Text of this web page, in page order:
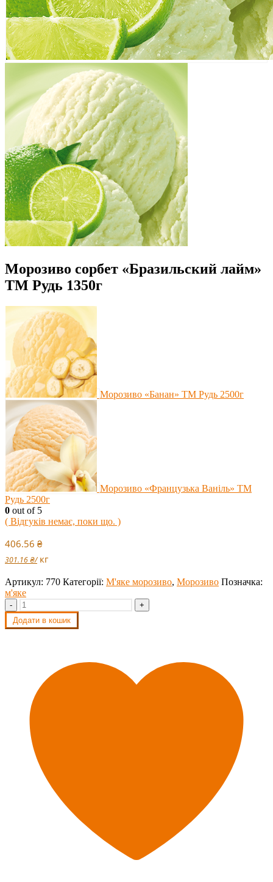
Морозиво сорбет «Бразильский лайм»
ТМ Рудь 1350г
Морозиво «Банан» ТМ Рудь 2500г
Морозиво «Французька Ваніль» ТМ
Рудь 2500г
0 out of 5
( Відгуків немає, поки що. )
406.56 ₴
301.16₴/ кг
Артикул: 770 Категорії: М'яке морозиво, Морозиво Позначка:
м'яке
-
+
Додати в кошик